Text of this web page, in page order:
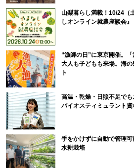
山梨暮らし満載！10/24（
しオンライン就農座談会』
“漁師の日”に東京開催。
大人も子どもも来場。海
ト
高温・乾燥・日照不足でも
バイオスティミュラント
手をかけずに自動で管理
水耕栽培